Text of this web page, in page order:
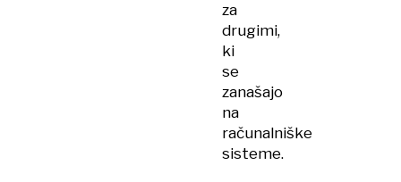
za
drugimi,
ki
se
zanašajo
na
računalniške
sisteme.